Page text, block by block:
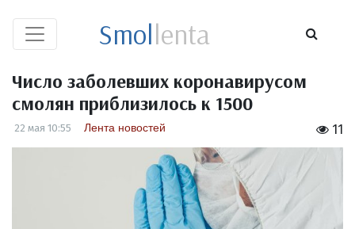
Smollenta
Число заболевших коронавирусом
смолян приблизилось к 1500
11
22 мая 10:55 Лента новостей